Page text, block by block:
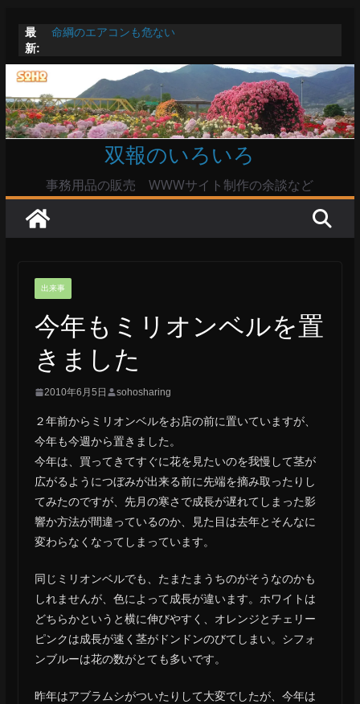
テ
ン
ツ
へ
ッ
最
新:
命綱のエアコンも危ない
た暑い
Windowsユーザーは公共の共有Wi-Fiは使うな?
高市首相とは隙間風が吹く鈴木憲和農水相
陸自部隊の思想信条調査報道受け小泉防衛相「不適切活
動ない」で良いのか
双報のいろいろ
事務用品の販売 WWWサイト制作の余談など
出来事
今年もミリオンベルを置
きました
2010年6月5日 sohosharing
２年前からミリオンベルをお店の前に置いていますが、
今年も今週から置きました。
今年は、買ってきてすぐに花を見たいのを我慢して茎が
広がるようにつぼみが出来る前に先端を摘み取ったりし
てみたのですが、先月の寒さで成長が遅れてしまった影
響か方法が間違っているのか、見た目は去年とそんなに
変わらなくなってしまっています。
同じミリオンベルでも、たまたまうちのがそうなのかも
しれませんが、色によって成長が違います。ホワイトは
どちらかというと横に伸びやすく、オレンジとチェリー
ピンクは成長が速く茎がドンドンのびてしまい。シフォ
ンブルーは花の数がとても多いです。
昨年はアブラムシがついたりして大変でしたが、今年は